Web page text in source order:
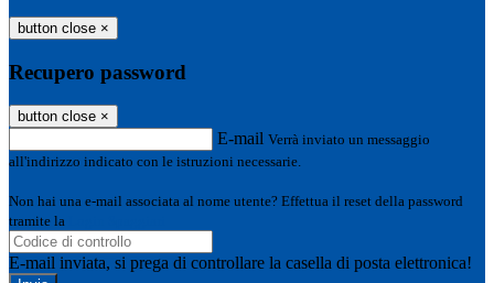
button close ×
Recupero password
button close ×
E-mail Verrà inviato un messaggio
all'indirizzo indicato con le istruzioni necessarie.
Non hai una e-mail associata al nome utente? Effettua il reset della password
tramite la
E-mail inviata, si prega di controllare la casella di posta elettronica!